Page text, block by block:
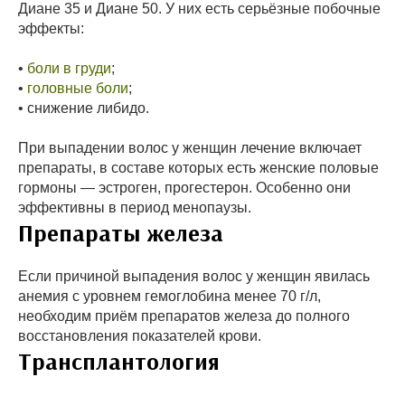
Диане 35 и Диане 50. У них есть серьёзные побочные
эффекты:
• боли в груди;
• головные боли;
• снижение либидо.
При выпадении волос у женщин лечение включает
препараты, в составе которых есть женские половые
гормоны — эстроген, прогестерон. Особенно они
эффективны в период менопаузы.
Препараты железа
Если причиной выпадения волос у женщин явилась
анемия с уровнем гемоглобина менее 70 г/л,
необходим приём препаратов железа до полного
восстановления показателей крови.
Трансплантология